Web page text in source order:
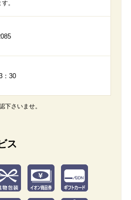
。
：30
下さいませ。
ス